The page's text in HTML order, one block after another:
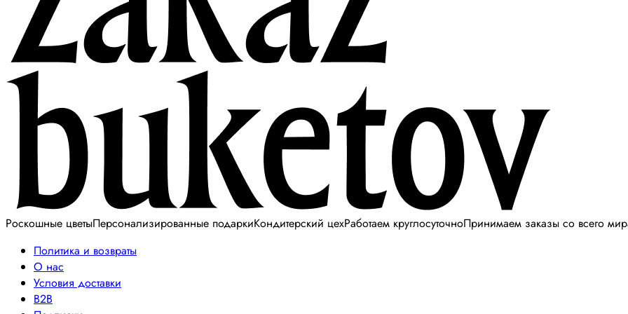
Роскошные цветыПерсонализированные подаркиКондитерский цехРаботаем круглосуточноПринимаем заказы со всего
Политика и возвраты
О нас
Условия доставки
B2B